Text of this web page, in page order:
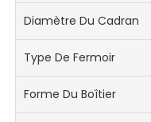
Diamètre Du Cadran
Type De Fermoir
Forme Du Boîtier